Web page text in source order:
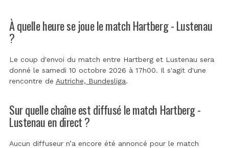
À quelle heure se joue le match Hartberg - Lustenau
?
Le coup d'envoi du match entre Hartberg et Lustenau sera
donné le samedi 10 octobre 2026 à 17h00. Il s'agit d'une
rencontre de Autriche, Bundesliga.
Sur quelle chaîne est diffusé le match Hartberg -
Lustenau en direct ?
Aucun diffuseur n’a encore été annoncé pour le match